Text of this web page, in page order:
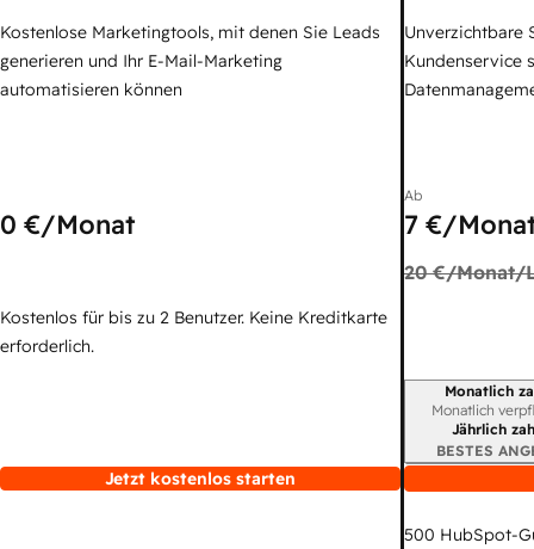
Kostenlose Marketingtools, mit denen Sie Leads
generieren und Ihr E-Mail-Marketing
automatisieren können
0 €/Monat
Kostenlos für bis zu 2 Benutzer. Keine Kreditkarte
erforderlich.
Jetzt kostenlos starten
Unverzichtbare
Kundenservice
Ab
7 €/
20 €/Monat/
Monatlich
Monatlich
Jährlich
BESTES
500 HubSpot-